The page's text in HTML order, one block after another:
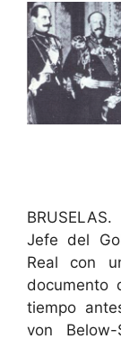
Jefe del
Real con
documento
tiempo
von